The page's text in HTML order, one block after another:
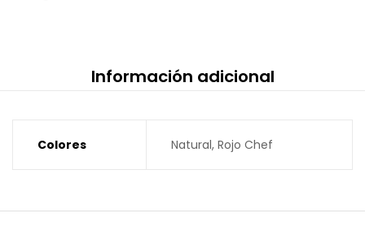
Información adicional
Colores Natural, Rojo Chef